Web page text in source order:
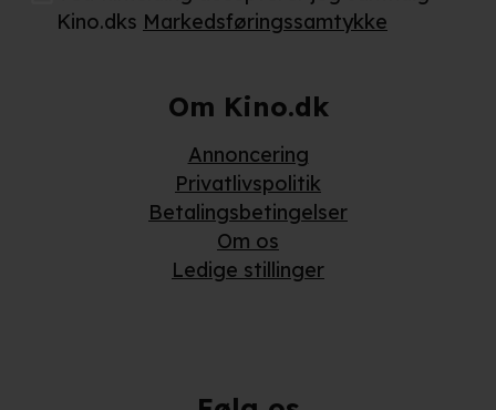
Kino.dks Markedsføringssamtykke
Om Kino.dk
Annoncering
Privatlivspolitik
Betalingsbetingelser
Om os
Ledige stillinger